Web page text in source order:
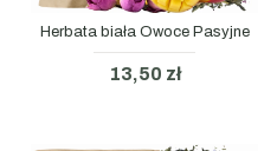
Herbata biała Owoce Pasyjne
13,50 zł